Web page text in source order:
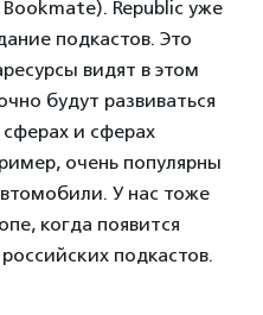
Republic уже
подкастов. Это
видят в этом
будут развиваться
и сферах
очень популярны
У нас тоже
когда появится
подкастов.